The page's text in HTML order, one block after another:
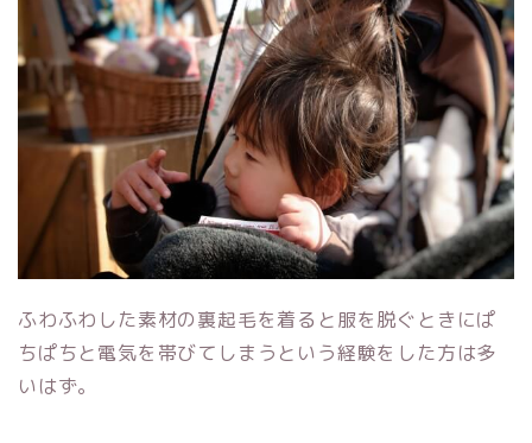
ふわふわした素材の裏起毛を着ると服を脱ぐときにぱ
ちぱちと電気を帯びてしまうという経験をした方は多
いはず。